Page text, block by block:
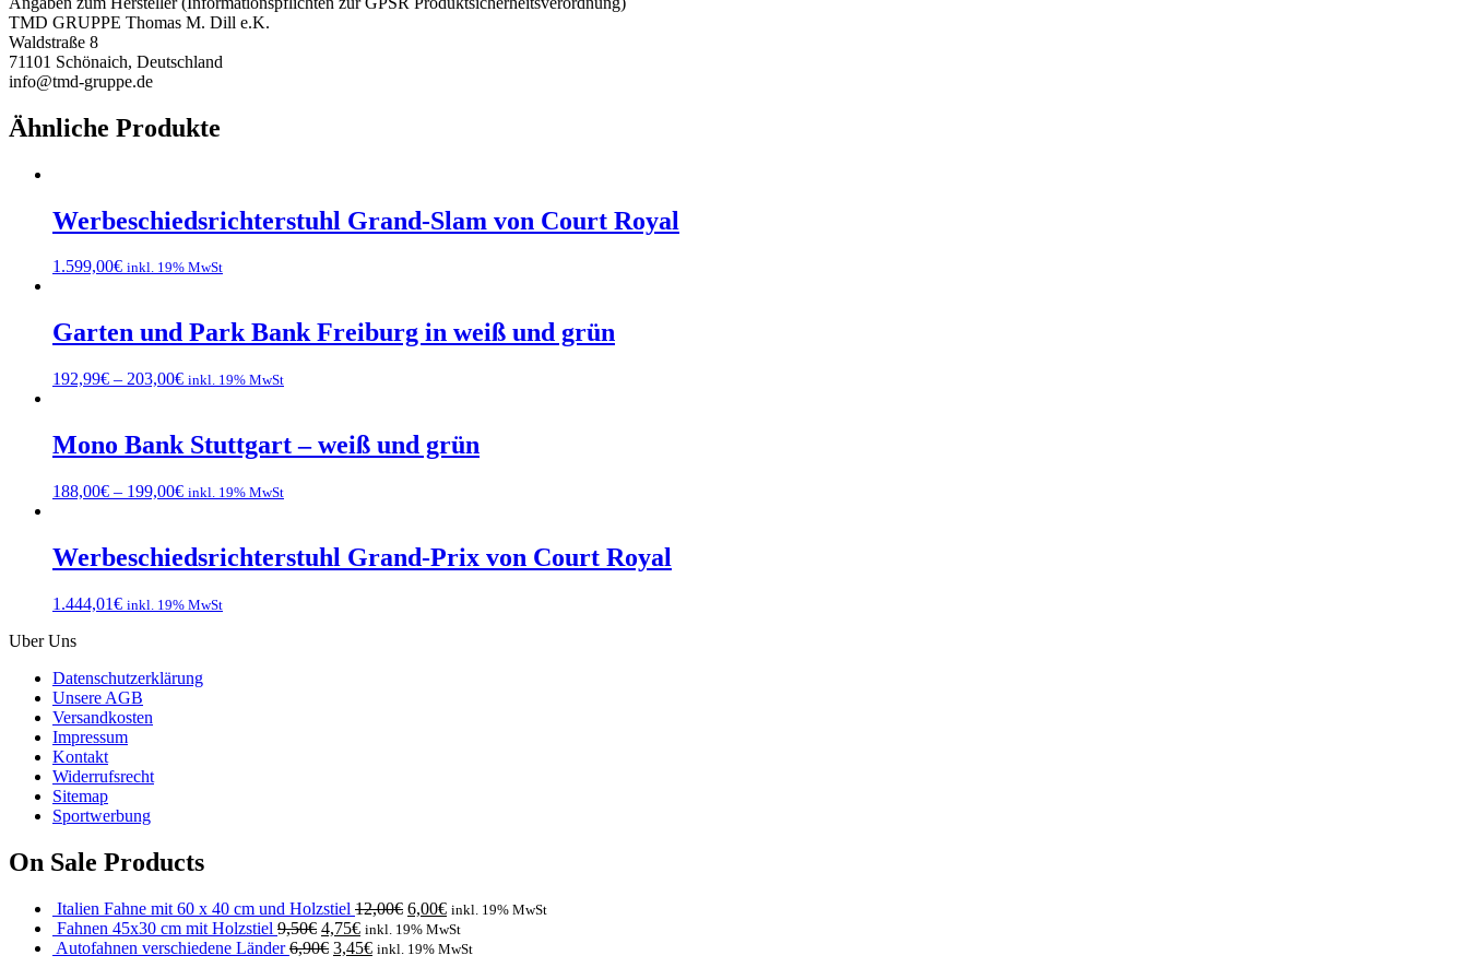
TMD GRUPPE Thomas M. Dill e.K.
Waldstraße 8
71101 Schönaich, Deutschland
info@tmd-gruppe.de
Ähnliche Produkte
Werbeschiedsrichterstuhl Grand-Slam von Court Royal
1.599,00€ inkl. 19% MwSt
Garten und Park Bank Freiburg in weiß und grün
192,99€ – 203,00€ inkl. 19% MwSt
Mono Bank Stuttgart – weiß und grün
188,00€ – 199,00€ inkl. 19% MwSt
Werbeschiedsrichterstuhl Grand-Prix von Court Royal
1.444,01€ inkl. 19% MwSt
Uber Uns
Datenschutzerklärung
Unsere AGB
Versandkosten
Impressum
Kontakt
Widerrufsrecht
Sitemap
Sportwerbung
On Sale Products
Italien Fahne mit 60 x 40 cm und Holzstiel 12,00€ 6,00€ inkl. 19% MwSt
Fahnen 45x30 cm mit Holzstiel 9,50€ 4,75€ inkl. 19% MwSt
Autofahnen verschiedene Länder 6,90€ 3,45€ inkl. 19% MwSt